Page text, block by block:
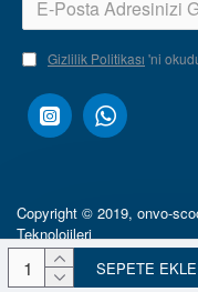
SEPETE EKLE
Gizlilik Politikası 'ni
Copyright © 2019, onvo-
Teknolojileri